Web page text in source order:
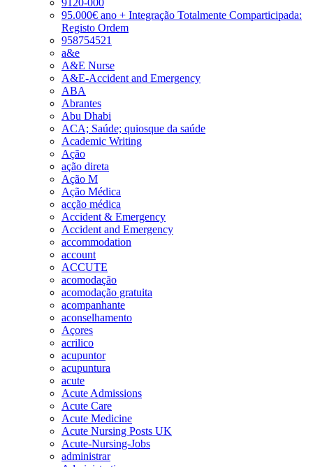
95.000€ ano + Integração Totalmente Comparticipada:
Registo Ordem
958754521
a&e
A&E Nurse
A&E-Accident and Emergency
ABA
Abrantes
Abu Dhabi
ACA; Saúde; quiosque da saúde
Academic Writing
Ação
ação direta
Ação M
Ação Médica
acção médica
Accident & Emergency
Accident and Emergency
accommodation
account
ACCUTE
acomodação
acomodação gratuita
acompanhante
aconselhamento
Açores
acrilico
acupuntor
acupuntura
acute
Acute Admissions
Acute Care
Acute Medicine
Acute Nursing Posts UK
Acute-Nursing-Jobs
administrar